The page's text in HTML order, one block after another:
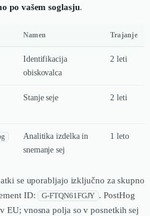
po vašem soglasju.
Namen Trajanje
Identifikacija
obiskovalca
2 leti
Stanje seje 2 leti
Analitika izdelka in
snemanje sej
1 leto
se uporabljajo izključno za skupno
ID:
G-FTQN61FGJY . PostHog
EU; vnosna polja so v posnetkih sej